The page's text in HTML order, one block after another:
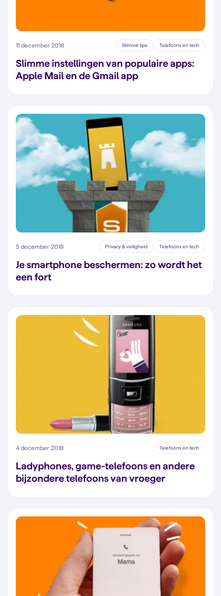
11 december 2018 Slimme tips Telefoons en tech
Slimme instellingen van populaire apps:
Apple Mail en de Gmail app
5 december 2018 Privacy & veiligheid Telefoons en tech
Je smartphone beschermen: zo wordt het
een fort
4 december 2018 Telefoons en tech
Ladyphones, game-telefoons en andere
bijzondere telefoons van vroeger